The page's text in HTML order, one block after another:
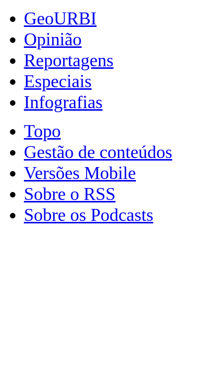
GeoURBI
Opinião
Reportagens
Especiais
Infografias
Topo
Gestão de conteúdos
Versões Mobile
Sobre o RSS
Sobre os Podcasts